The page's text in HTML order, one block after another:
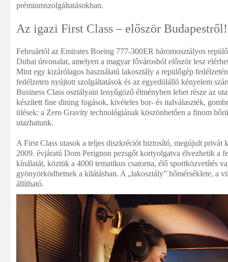
prémiumszolgáltatásokban.
Az igazi First Class – először Budapestről!
Februártól az Emirates Boeing 777-300ER háromosztályos
Dubai útvonalat, amelyen a magyar fővárosból először lesz
Mint egy kizárólagos használatú lakosztály a repülőgép
fedélzeten nyújtott szolgáltatások és az egyedülálló kényelem
Business Class osztályain lenyűgöző élményben lehet része az
készített fine dining fogások, kivételes bor- és italválaszték,
ülések: a Zero Gravity technológiának köszönhetően a finom
utazhatunk.
A First Class utasok a teljes diszkréciót biztosító, megújult privát
2009. évjáratú Dom Perignon pezsgőt kortyolgatva élvezhetik a
kínálatát, köztük a 4000 tematikus csatorna, élő sportközvetítés
gyönyörködhetnek a kilátásban. A „lakosztály” hőmérséklete, a
állítható.